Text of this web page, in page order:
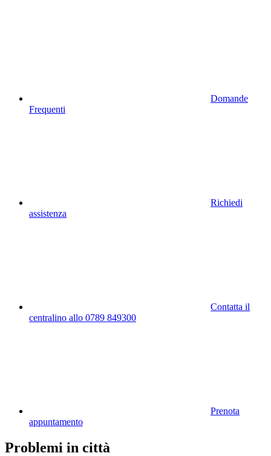
Domande
Frequenti
Richiedi
assistenza
Contatta il
centralino allo 0789 849300
Prenota
appuntamento
Problemi in città